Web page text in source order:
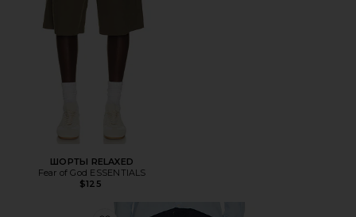
ШОРТЫ RELAXED
Fear of God ESSENTIALS
$125